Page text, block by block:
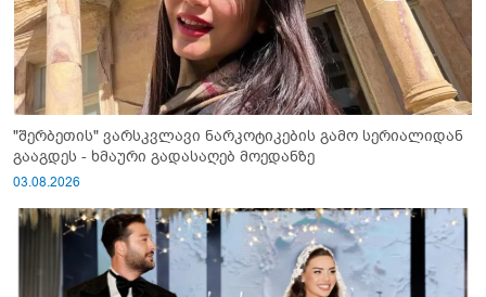
"შერბეთის" ვარსკვლავი ნარკოტიკების გამო სერიალიდან
გააგდეს - ხმაური გადასაღებ მოედანზე
03.08.2026